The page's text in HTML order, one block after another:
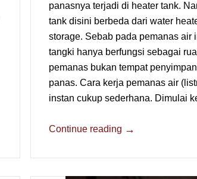
panasnya terjadi di heater tank.
tank disini berbeda dari water
storage. Sebab pada pemanas air
tangki hanya berfungsi sebagai
pemanas bukan tempat
panas. Cara kerja pemanas air
instan cukup sederhana. Dimulai
Continue reading →